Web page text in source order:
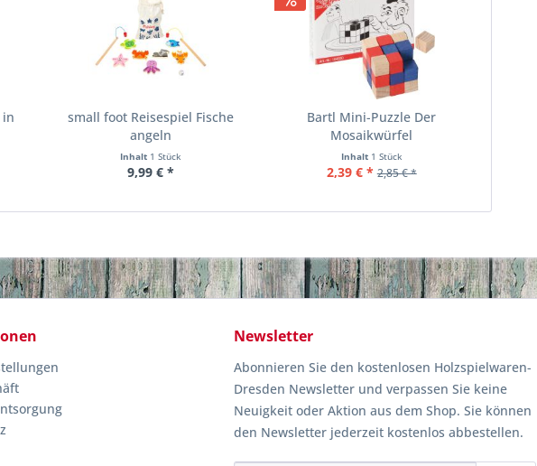
in
small foot Reisespiel Fische
angeln
Inhalt 1 Stück
9,99 € *
Bartl Mini-Puzzle Der
Mosaikwürfel
Inhalt 1 Stück
2,39 € * 2,85 € *
Newsletter
Abonnieren Sie den kostenlosen Holzspielwaren-
Dresden Newsletter und verpassen Sie keine
Neuigkeit oder Aktion aus dem Shop. Sie können
den Newsletter jederzeit kostenlos abbestellen.